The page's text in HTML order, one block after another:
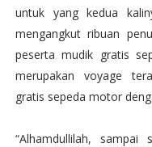
untuk yang kedua
mengangkut ribuan
peserta mudik gratis
merupakan voyage
gratis sepeda motor
“Alhamdullilah, sampai